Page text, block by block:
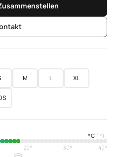
M L XL
°C / ° F
20° 30° 40°